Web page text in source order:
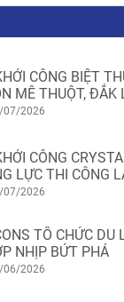
CÔNG BIỆT
MÊ THUỘT, ĐẮK
07/2026
CÔNG
LỰC THI CÔNG
07/2026
TỔ CHỨC DU
NHỊP BỨT PHÁ
06/2026